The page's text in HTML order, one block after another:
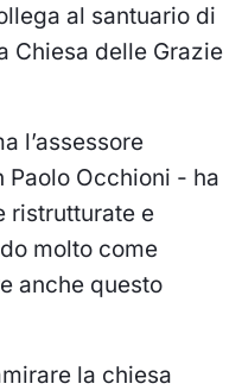
al santuario di
Chiesa delle Grazie
l’assessore
Paolo Occhioni - ha
ristrutturate e
molto come
anche questo
la chiesa